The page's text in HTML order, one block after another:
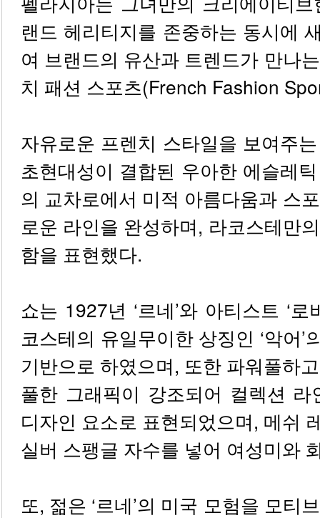
랜드 헤리티지를 존중하는 동시에
여 브랜드의 유산과 트렌드가 만나
치 패션 스포츠(French Fashion
자유로운 프렌치 스타일을 보여주
초현대성이 결합된 우아한 에슬레
의 교차로에서 미적 아름다움과 스
로운 라인을 완성하며, 라코스테만
함을 표현했다.
쇼는 1927년 ‘르네’와 아티스트 ‘
코스테의 유일무이한 상징인 ‘악어
기반으로 하였으며, 또한 파워풀하
풀한 그래픽이 강조되어 컬렉션
디자인 요소로 표현되었으며, 메쉬
실버 스팽글 자수를 넣어 여성미와
또, 젊은 ‘르네’의 미국 모험을 모티